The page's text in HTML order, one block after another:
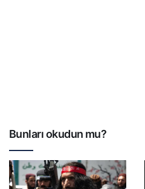
Bunları okudun mu?